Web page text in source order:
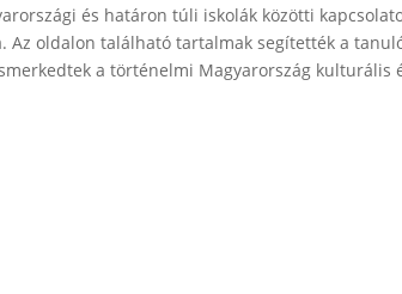
és határon túli iskolák közötti
oldalon található tartalmak segítették a
a történelmi Magyarország kulturális